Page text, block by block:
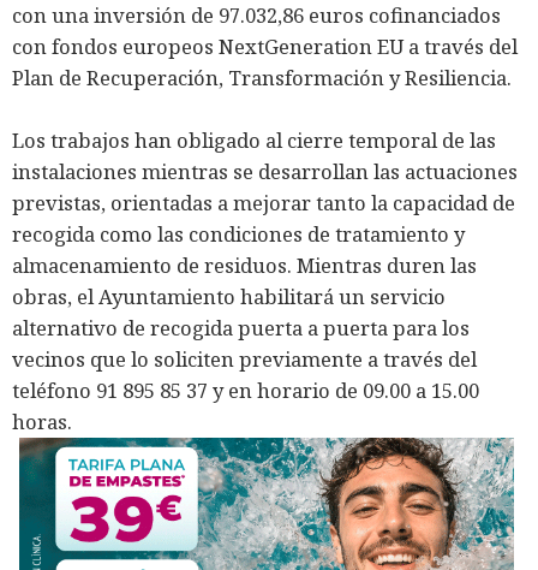
con una inversión de 97.032,86 euros cofinanciados
con fondos europeos NextGeneration EU a través del
Plan de Recuperación, Transformación y Resiliencia.
Los trabajos han obligado al cierre temporal de las
instalaciones mientras se desarrollan las actuaciones
previstas, orientadas a mejorar tanto la capacidad de
recogida como las condiciones de tratamiento y
almacenamiento de residuos. Mientras duren las
obras, el Ayuntamiento habilitará un servicio
alternativo de recogida puerta a puerta para los
vecinos que lo soliciten previamente a través del
teléfono 91 895 85 37 y en horario de 09.00 a 15.00
horas.